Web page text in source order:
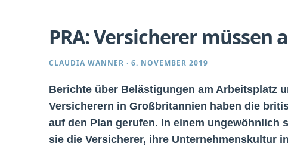
PRA: Versicherer müssen
CLAUDIA WANNER · 6. NOVEMBER 2019
Berichte über Belästigungen am Arbeitsplatz
Versicherern in Großbritannien haben die
auf den Plan gerufen. In einem
sie die Versicherer, ihre Unternehmenskultur